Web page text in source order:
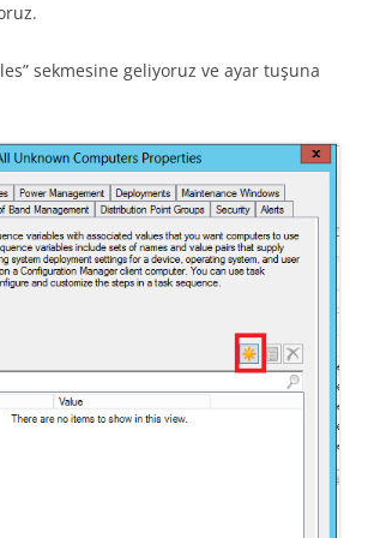
sekmesine geliyoruz ve ayar tuşuna